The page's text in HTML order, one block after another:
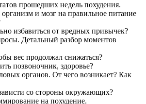
прошедших недель похудения.
организм и мозг на правильное питание
избавиться от вредных привычек?
Детальный разбор моментов
вес продолжал снижаться?
позвоночник, здоровье?
органов. От чего возникает? Как
со стороны окружающих?
на похудение.